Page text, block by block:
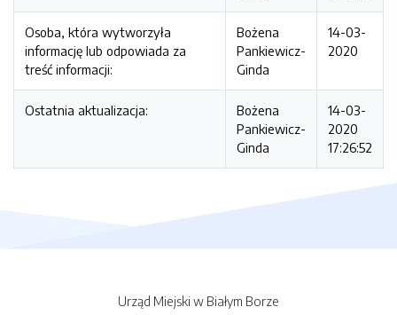
Osoba, która wytworzyła
informację lub odpowiada za
treść informacji:
Bożena
Pankiewicz-
Ginda
14-03-
2020
Ostatnia aktualizacja:
Bożena
Pankiewicz-
Ginda
14-03-
2020
17:26:52
Urząd Miejski w Białym Borze